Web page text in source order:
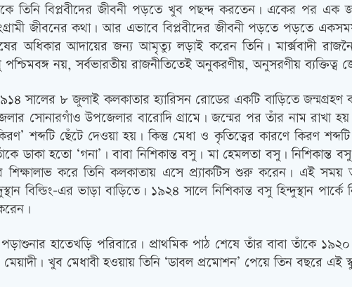
তিনি বিপ্লবীদের জীবনী পড়তে খুব পছন্দ করতেন। একের পর এক
জীবনের কথা। আর এভাবে বিপ্লবীদের জীবনী পড়তে পড়তে
অধিকার আদায়ের জন্য আমৃত্যু লড়াই করেন তিনি। মার্ক্সবাদী
নয়, সর্বভারতীয় রাজনীতিতেই অনুকরণীয়, অনুসরণীয় ব্যক্তিত্ব
সালের ৮ জুলাই কলকাতার হ্যারিসন রোডের একটি বাড়িতে জন্মগ্রহণ
সোনারগাঁও উপজেলার বারোদি গ্রামে। জন্মের পর তাঁর নাম রাখা
শব্দটি ছেঁটে দেওয়া হয়। কিন্তু মেধা ও কৃতিত্বের কারণে কিরণ
ডাকা হতো ‘গনা’। বাবা নিশিকান্ত বসু। মা হেমলতা বসু। নিশিকান্ত বসু
শিক্ষালাভ করে তিনি কলকাতায় এসে প্র্যাকটিস শুরু করেন। এই সময়
বিল্ডিং-এর ভাড়া বাড়িতে। ১৯২৪ সালে নিশিকান্ত বসু হিন্দুস্থান
হাতেখড়ি পরিবারে। প্রাথমিক পাঠ শেষে তাঁর বাবা তাঁকে
খুব মেধাবী হওয়ায় তিনি ‘ডাবল প্রমোশন’ পেয়ে তিন বছরে এই